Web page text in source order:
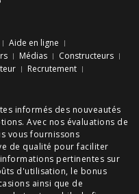
Aide en ligne
Médias
Constructeurs
Recrutement
informés des nouveautés
. Avec nos évaluations de
vous fournissons
de qualité pour faciliter
pertinentes sur
d'utilisation, le bonus
ainsi que de